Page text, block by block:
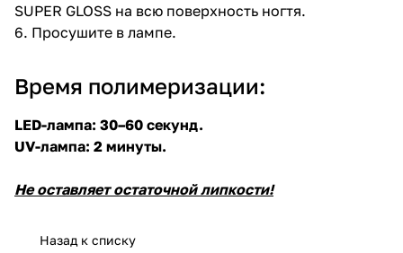
SUPER GLOSS на всю поверхность ногтя.
6. Просушите в лампе.
Время полимеризации:
LED-лампа: 30–60 секунд.
UV-лампа: 2 минуты.
Не оставляет остаточной липкости!
Назад к списку